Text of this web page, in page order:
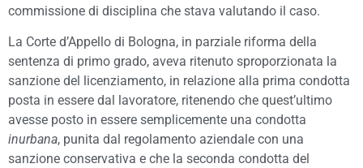
commissione di disciplina che stava valutando il caso.
La Corte d’Appello di Bologna, in parziale riforma della
sentenza di primo grado, aveva ritenuto sproporzionata la
sanzione del licenziamento, in relazione alla prima condotta
posta in essere dal lavoratore, ritenendo che quest’ultimo
avesse posto in essere semplicemente una condotta
inurbana, punita dal regolamento aziendale con una
sanzione conservativa e che la seconda condotta del